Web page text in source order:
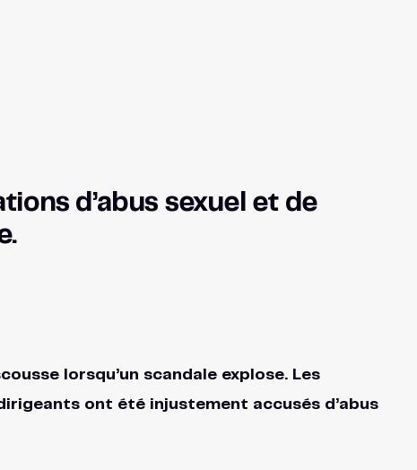
d’abus sexuel et de
lorsqu’un scandale explose. Les
ont été injustement accusés d’abus